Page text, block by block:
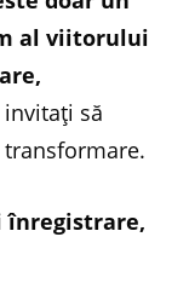
al viitorului
să
înregistrare,